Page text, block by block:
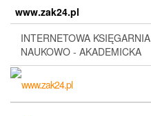
content
www.zak24.pl
INTERNETOWA KSIĘGARNIA
NAUKOWO - AKADEMICKA